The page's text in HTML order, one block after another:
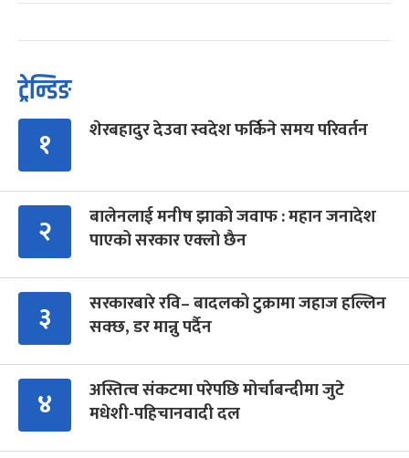
ट्रेन्डिङ
१ शेरबहादुर देउवा स्वदेश फर्किने समय परिवर्तन
२
बालेनलाई मनीष झाको जवाफ : महान जनादेश
पाएको सरकार एक्लो छैन
३
सरकारबारे रवि– बादलको टुक्रामा जहाज हल्लिन
सक्छ, डर मान्नु पर्दैन
४
अस्तित्व संकटमा परेपछि मोर्चाबन्दीमा जुटे
मधेशी-पहिचानवादी दल